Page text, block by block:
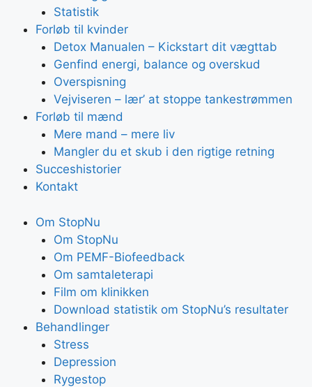
Statistik
Forløb til kvinder
Detox Manualen – Kickstart dit vægttab
Genfind energi, balance og overskud
Overspisning
Vejviseren – lær’ at stoppe tankestrømmen
Forløb til mænd
Mere mand – mere liv
Mangler du et skub i den rigtige retning
Succeshistorier
Kontakt
Om StopNu
Om StopNu
Om PEMF-Biofeedback
Om samtaleterapi
Film om klinikken
Download statistik om StopNu’s resultater
Behandlinger
Stress
Depression
Rygestop